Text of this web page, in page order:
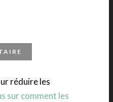
réduire les
sur comment les